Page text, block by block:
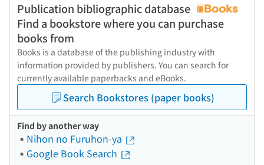
Publication bibliographic database
Find a bookstore where you can purchase
books from
Books is a database of the publishing industry with
information provided by publishers. You can search for
currently available paperbacks and eBooks.
Search Bookstores (paper books)
Find by another way
Nihon no Furuhon-ya
Google Book Search